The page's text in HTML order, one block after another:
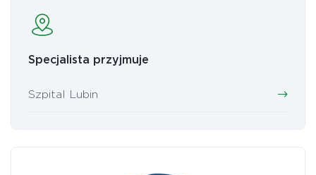
Specjalista przyjmuje
Szpital Lubin